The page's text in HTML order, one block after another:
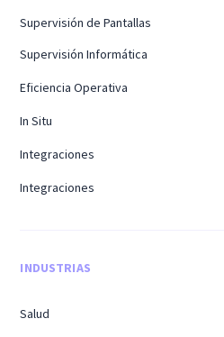
Supervisión de Pantallas
Supervisión Informática
Eficiencia Operativa
In Situ
Integraciones
Integraciones
INDUSTRIAS
Salud